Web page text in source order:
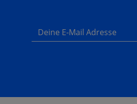
Deine E-Mail Adresse